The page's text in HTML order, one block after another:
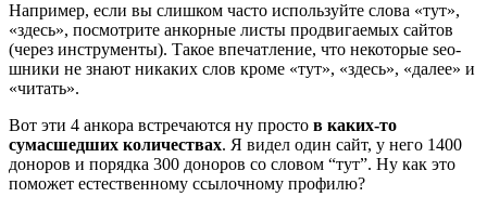
Например, если вы слишком часто используйте слова «тут»,
«здесь», посмотрите анкорные листы продвигаемых сайтов
(через инструменты). Такое впечатление, что некоторые seo-
шники не знают никаких слов кроме «тут», «здесь», «далее» и
«читать».
Вот эти 4 анкора встречаются ну просто в каких-то
сумасшедших количествах. Я видел один сайт, у него 1400
доноров и порядка 300 доноров со словом “тут”. Ну как это
поможет естественному ссылочному профилю?